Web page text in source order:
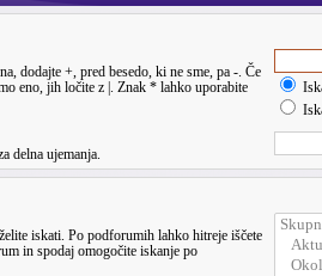
dodajte +, pred besedo, ki ne sme, pa -. Če
eno, jih ločite z . Znak * lahko uporabite
delna ujemanja.
iskati. Po podforumih lahko hitreje iščete
in spodaj omogočite iskanje po